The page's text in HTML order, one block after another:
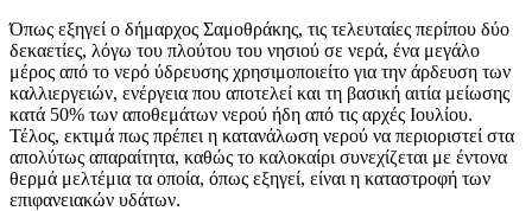
Όπως εξηγεί ο δήμαρχος Σαμοθράκης, τις τελευταίες περίπου δύο
δεκαετίες, λόγω του πλούτου του νησιού σε νερά, ένα μεγάλο
μέρος από το νερό ύδρευσης χρησιμοποιείτο για την άρδευση των
καλλιεργειών, ενέργεια που αποτελεί και τη βασική αιτία μείωσης
κατά 50% των αποθεμάτων νερού ήδη από τις αρχές Ιουλίου.
Τέλος, εκτιμά πως πρέπει η κατανάλωση νερού να περιοριστεί στα
απολύτως απαραίτητα, καθώς το καλοκαίρι συνεχίζεται με έντονα
θερμά μελτέμια τα οποία, όπως εξηγεί, είναι η καταστροφή των
επιφανειακών υδάτων.